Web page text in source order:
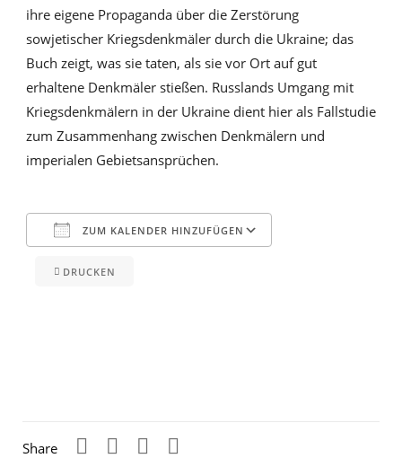
ihre eigene Propaganda über die Zerstörung
sowjetischer Kriegsdenkmäler durch die Ukraine; das
Buch zeigt, was sie taten, als sie vor Ort auf gut
erhaltene Denkmäler stießen. Russlands Umgang mit
Kriegsdenkmälern in der Ukraine dient hier als Fallstudie
zum Zusammenhang zwischen Denkmälern und
imperialen Gebietsansprüchen.
ZUM KALENDER HINZUFÜGEN
ICS herunterladen
Google Kalender
DRUCKEN
Share